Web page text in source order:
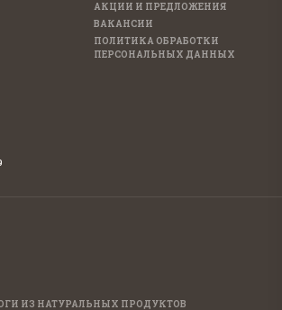
АКЦИИ И ПРЕДЛОЖЕНИЯ
ВАКАНСИИ
ПОЛИТИКА ОБРАБОТКИ
ПЕРСОНАЛЬНЫХ ДАННЫХ
ИЗ НАТУРАЛЬНЫХ ПРОДУКТОВ